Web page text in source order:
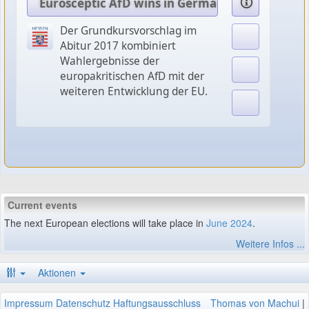
Eurosceptic AfD wins in German regional
Der Grundkursvorschlag im
Abitur 2017 kombiniert
Wahlergebnisse der
europakritischen AfD mit der
weiteren Entwicklung der EU.
Current events
The next European elections will take place in June 2024.
Weitere Infos ...
Aktionen
Impressum Datenschutz Haftungsausschluss Thomas von Machui |